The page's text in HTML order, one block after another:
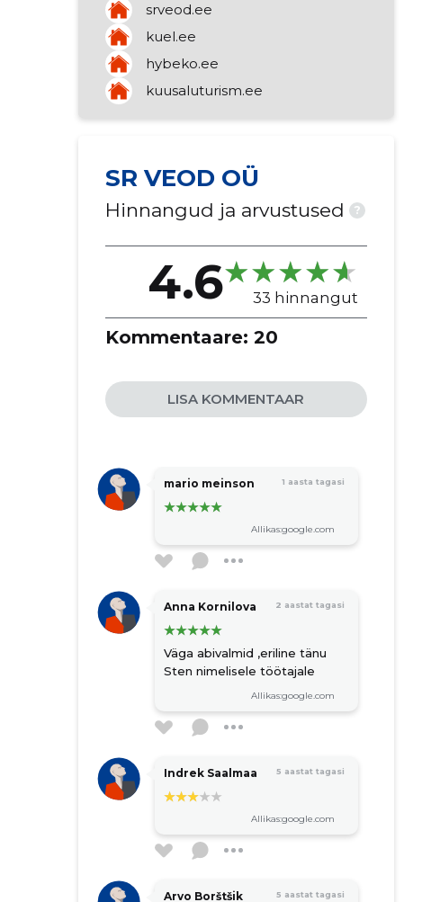
srveod.ee
kuel.ee
hybeko.ee
kuusaluturism.ee
SR VEOD OÜ
Hinnangud ja arvustused ?
4.6 33 hinnangut
Kommentaare: 20
LISA KOMMENTAAR
mario meinson 1 aasta tagasi
Allikas:google.com
Anna Kornilova 2 aastat tagasi
Väga abivalmid ,eriline tänu
Sten nimelisele töötajale
Allikas:google.com
Indrek Saalmaa 5 aastat tagasi
Allikas:google.com
Arvo Borštšik 5 aastat tagasi